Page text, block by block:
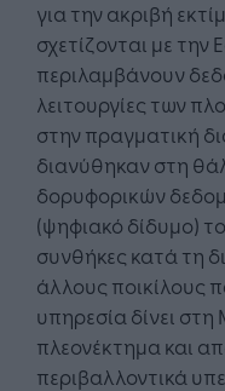
για την ακριβή
σχετίζονται με
περιλαμβάνουν
λειτουργίες των
στην πραγματική
διανύθηκαν στη
δορυφορικών
(ψηφιακό δίδυμο)
συνθήκες κατά τη
άλλους ποικίλους
υπηρεσία δίνει στη
πλεονέκτημα και
περιβαλλοντικά